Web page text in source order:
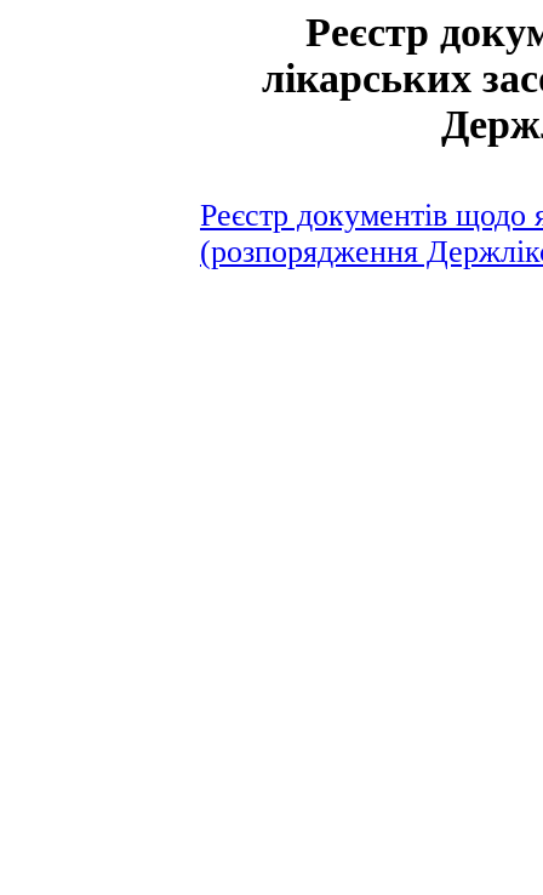
Реєстр
лікарських
Реєстр документів щодо
(розпорядження